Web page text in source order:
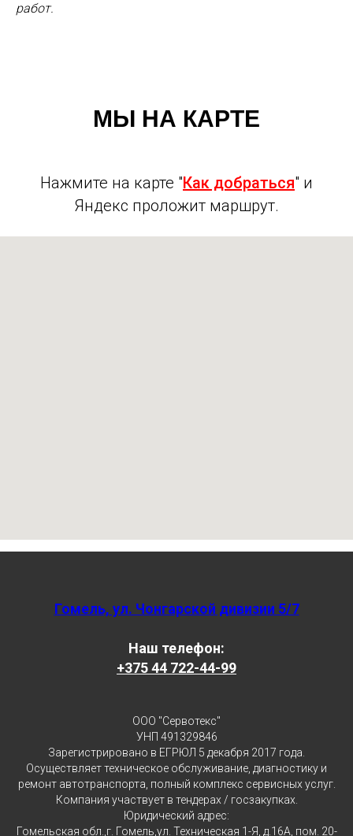
работ.
МЫ НА КАРТЕ
Нажмите на карте "Как добраться" и
Яндекс проложит маршрут.
Гомель, ул. Чонгарской дивизии 5/7
Наш телефон:
+37544 722-44-99
ООО "Сервотекс"
УНП 491329846
Зарегистрировано в ЕГРЮЛ 5 декабря 2017 года.
Осуществляет техническое обслуживание, диагностику и
ремонт автотранспорта, полный комплекс сервисных услуг.
Компания участвует в тендерах / госзакупках.
Юридический адрес:
Гомельская обл.,г. Гомель,ул. Техническая 1-Я, д.16А, пом. 20-